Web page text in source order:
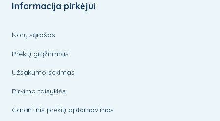
Informacija pirkėjui
Norų sąrašas
Prekių grąžinimas
Užsakymo sekimas
Pirkimo taisyklės
Garantinis prekių aptarnavimas